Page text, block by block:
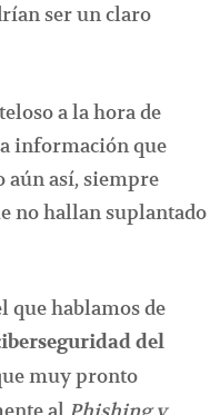
ser un claro
a la hora de
información que
aún así, siempre
no hallan suplantado
que hablamos de
del
muy pronto